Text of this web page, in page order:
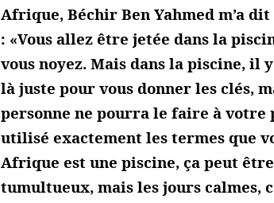
Afrique, Béchir Ben Yahmed m’a
: «Vous allez être jetée dans la
vous noyez. Mais dans la piscine, il
là juste pour vous donner les clés,
personne ne pourra le faire à votre
utilisé exactement les termes que
Afrique est une piscine, ça peut
tumultueux, mais les jours calmes,